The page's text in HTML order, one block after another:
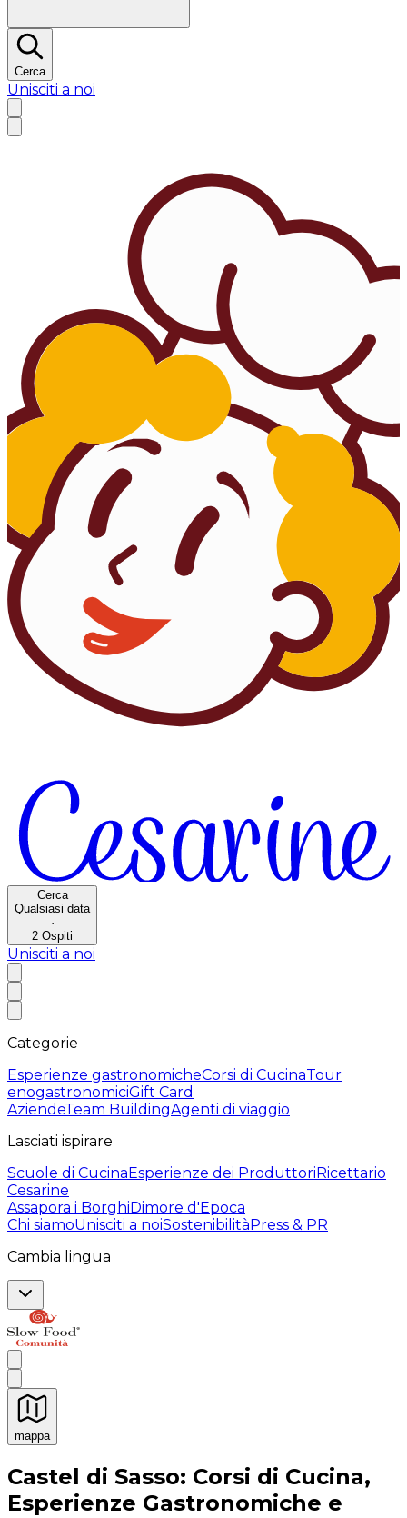
Cerca
Unisciti a noi
Cerca
Qualsiasi data
·
2 Ospiti
Unisciti a noi
Categorie
Esperienze gastronomicheCorsi di CucinaTour
enogastronomiciGift Card
AziendeTeam BuildingAgenti di viaggio
Lasciati ispirare
Scuole di CucinaEsperienze dei ProduttoriRicettario
Cesarine
Assapora i BorghiDimore d'Epoca
Chi siamoUnisciti a noiSostenibilitàPress & PR
Cambia lingua
mappa
Esperienze culinarie indimenticabili: Esperienze
Castel di Sasso: Corsi di Cucina,
Esperienze Gastronomiche e